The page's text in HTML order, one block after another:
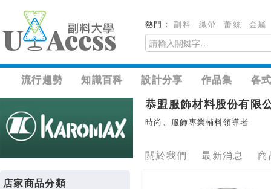
熱門：副料 織帶 蕾絲 金屬
流行趨勢 知識百科 設計分享 作品集 各
恭盟服飾材料股份有限
時尚、服飾專業輔料領導者
關於我們 最新消息 商
店家商品分類